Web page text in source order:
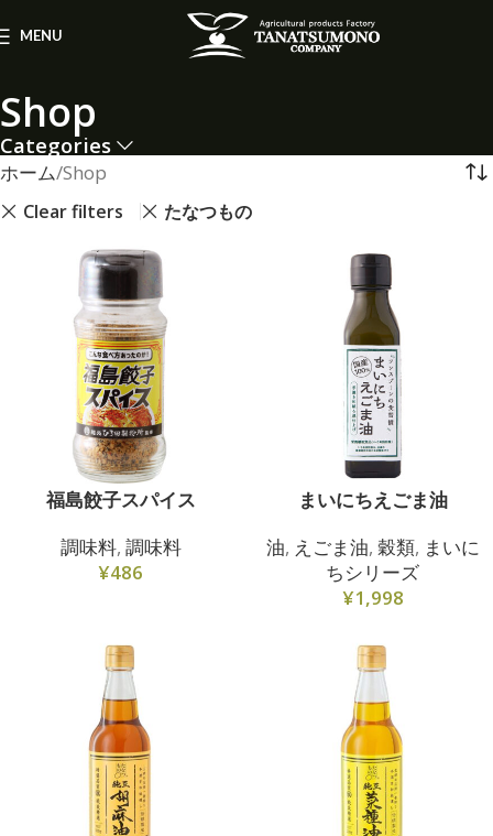
MENU
Shop
Categories
ホーム Shop
Clear filters たなつもの
福島餃子スパイス
調味料, 調味料
¥486
まいにちえごま油
油, えごま油, 穀類, まいに
ちシリーズ
¥1,998